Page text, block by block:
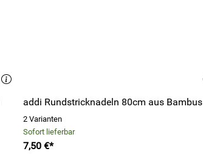
addi Rundstricknadeln 80cm aus Bambus
2 Varianten
Sofort lieferbar
7,50 €*